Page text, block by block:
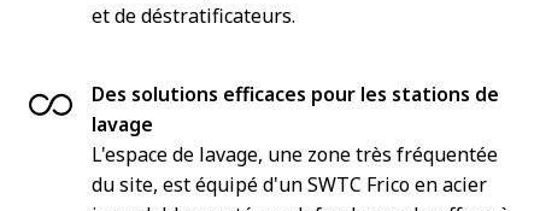
et de déstratificateurs.
Des solutions efficaces pour les stations de
lavage
L'espace de lavage, une zone très fréquentée
du site, est équipé d'un SWTC Frico en acier